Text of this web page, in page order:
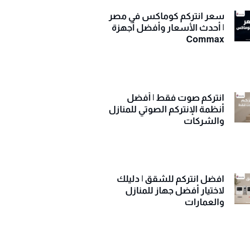
سعر انتركم كوماكس في مصر
| أحدث الأسعار وأفضل أجهزة
Commax
انتركم صوت فقط | أفضل
أنظمة الإنتركم الصوتي للمنازل
والشركات
افضل انتركم للشقق | دليلك
لاختيار أفضل جهاز للمنازل
والعمارات